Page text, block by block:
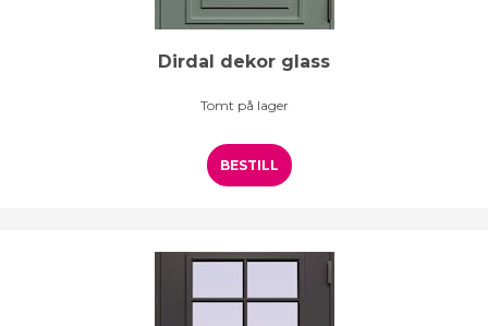
Dirdal dekor glass
Tomt på lager
BESTILL